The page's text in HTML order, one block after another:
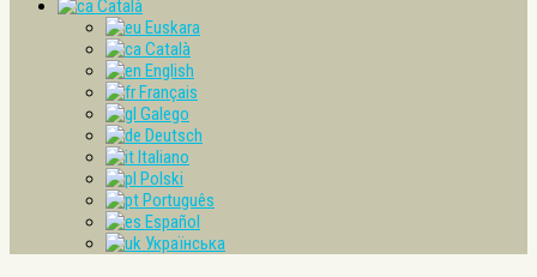
Català
Euskara
Català
English
Français
Galego
Deutsch
Italiano
Polski
Português
Español
Українська